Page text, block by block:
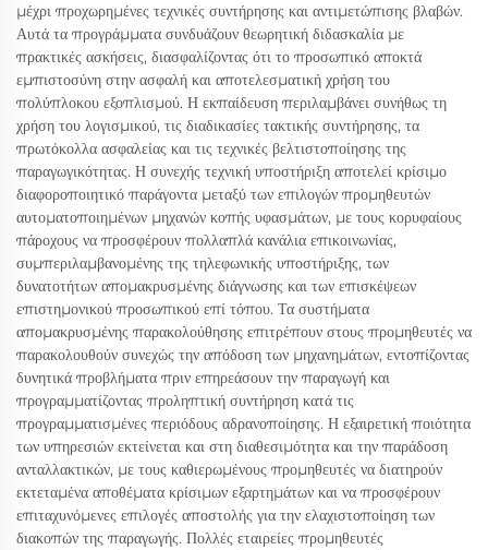
μέχρι προχωρημένες τεχνικές συντήρησης και αντιμετώπισης βλαβών.
Αυτά τα προγράμματα συνδυάζουν θεωρητική διδασκαλία με
πρακτικές ασκήσεις, διασφαλίζοντας ότι το προσωπικό αποκτά
εμπιστοσύνη στην ασφαλή και αποτελεσματική χρήση του
πολύπλοκου εξοπλισμού. Η εκπαίδευση περιλαμβάνει συνήθως τη
χρήση του λογισμικού, τις διαδικασίες τακτικής συντήρησης, τα
πρωτόκολλα ασφαλείας και τις τεχνικές βελτιστοποίησης της
παραγωγικότητας. Η συνεχής τεχνική υποστήριξη αποτελεί κρίσιμο
διαφοροποιητικό παράγοντα μεταξύ των επιλογών προμηθευτών
αυτοματοποιημένων μηχανών κοπής υφασμάτων, με τους κορυφαίους
πάροχους να προσφέρουν πολλαπλά κανάλια επικοινωνίας,
συμπεριλαμβανομένης της τηλεφωνικής υποστήριξης, των
δυνατοτήτων απομακρυσμένης διάγνωσης και των επισκέψεων
επιστημονικού προσωπικού επί τόπου. Τα συστήματα
απομακρυσμένης παρακολούθησης επιτρέπουν στους προμηθευτές να
παρακολουθούν συνεχώς την απόδοση των μηχανημάτων, εντοπίζοντας
δυνητικά προβλήματα πριν επηρεάσουν την παραγωγή και
προγραμματίζοντας προληπτική συντήρηση κατά τις
προγραμματισμένες περιόδους αδρανοποίησης. Η εξαιρετική ποιότητα
των υπηρεσιών εκτείνεται και στη διαθεσιμότητα και την παράδοση
ανταλλακτικών, με τους καθιερωμένους προμηθευτές να διατηρούν
εκτεταμένα αποθέματα κρίσιμων εξαρτημάτων και να προσφέρουν
επιταχυνόμενες επιλογές αποστολής για την ελαχιστοποίηση των
διακοπών της παραγωγής. Πολλές εταιρείες προμηθευτές